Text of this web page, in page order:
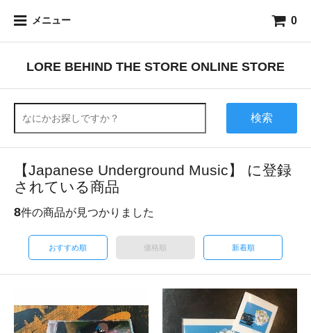
メニュー 0
LORE BEHIND THE STORE ONLINE STORE
検索
【Japanese Underground Music】 に登録
されている商品
8件の商品が見つかりました
おすすめ順 価格順 新着順